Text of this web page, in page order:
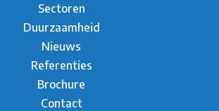
Sectoren
Duurzaamheid
Nieuws
Referenties
Brochure
Contact